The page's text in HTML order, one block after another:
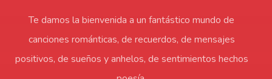
Te damos la bienvenida a un fantástico mundo de
canciones románticas, de recuerdos, de mensajes
positivos, de sueños y anhelos, de sentimientos hechos